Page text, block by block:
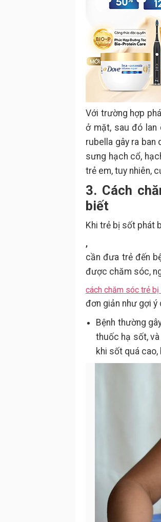
Với trường hợp
ở mặt, sau đó lan
rubella gây ra ban
sưng hạch cổ,
trẻ em, tuy nhiên,
3. Cách
biết
Khi trẻ bị sốt phát
,
cần đưa trẻ đến
được chăm sóc,
cách chăm sóc trẻ bị
đơn giản như gợi ý
Bệnh thường
thuốc hạ sốt,
khi sốt quá cao,